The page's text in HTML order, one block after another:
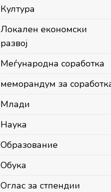
Култура
Локален економски
развој
Меѓународна соработка
меморандум за
Млади
Наука
Образование
Обука
Оглас за стпендии